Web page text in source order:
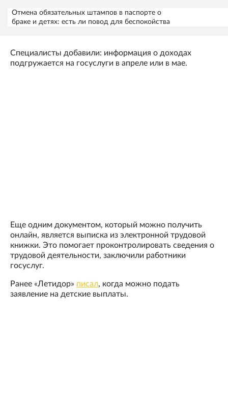
Отмена обязательных штампов в паспорте о
браке и детях: есть ли повод для беспокойства
Специалисты добавили: информация о доходах
подгружается на госуслуги в апреле или в мае.
Еще одним документом, который можно получить
онлайн, является выписка из электронной трудовой
книжки. Это помогает проконтролировать сведения о
трудовой деятельности, заключили работники
госуслуг.
Ранее «Летидор» писал, когда можно подать
заявление на детские выплаты.